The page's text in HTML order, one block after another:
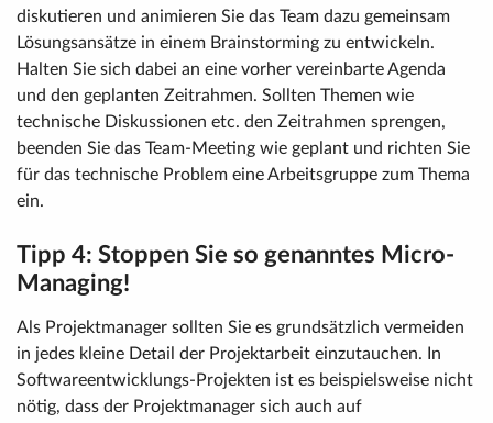
diskutieren und animieren Sie das Team dazu gemeinsam
Lösungsansätze in einem Brainstorming zu entwickeln.
Halten Sie sich dabei an eine vorher vereinbarte Agenda
und den geplanten Zeitrahmen. Sollten Themen wie
technische Diskussionen etc. den Zeitrahmen sprengen,
beenden Sie das Team-Meeting wie geplant und richten Sie
für das technische Problem eine Arbeitsgruppe zum Thema
ein.
Tipp 4: Stoppen Sie so genanntes Micro-
Managing!
Als Projektmanager sollten Sie es grundsätzlich vermeiden
in jedes kleine Detail der Projektarbeit einzutauchen. In
Softwareentwicklungs-Projekten ist es beispielsweise nicht
nötig, dass der Projektmanager sich auch auf